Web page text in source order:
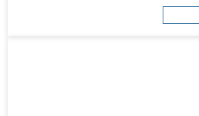
Anreise in Pamplona: Mit dem Linienbus